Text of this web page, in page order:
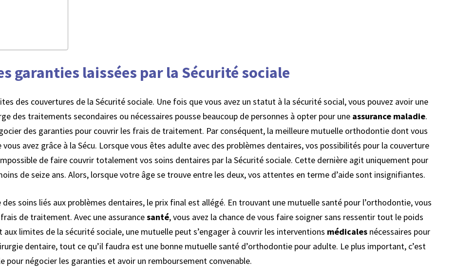
garanties laissées par la Sécurité sociale
des couvertures de la Sécurité sociale. Une fois que vous avez un statut à la sécurité social, vous pouvez avoir une
des traitements secondaires ou nécessaires pousse beaucoup de personnes à opter pour une assurance maladie.
des garanties pour couvrir les frais de traitement. Par conséquent, la meilleure mutuelle orthodontie dont vous
avez grâce à la Sécu. Lorsque vous êtes adulte avec des problèmes dentaires, vos possibilités pour la couverture
de faire couvrir totalement vos soins dentaires par la Sécurité sociale. Cette dernière agit uniquement pour
de seize ans. Alors, lorsque votre âge se trouve entre les deux, vos attentes en terme d’aide sont insignifiantes.
soins liés aux problèmes dentaires, le prix final est allégé. En trouvant une mutuelle santé pour l’orthodontie, vous
de traitement. Avec une assurancesanté, vous avez la chance de vous faire soigner sans ressentir tout le poids
limites de la sécurité sociale, une mutuelle peut s’engager à couvrir les interventions médicales nécessaires pour
dentaire, tout ce qu’il faudra est une bonne mutuelle santé d’orthodontie pour adulte. Le plus important, c’est
pour négocier les garanties et avoir un remboursement convenable.